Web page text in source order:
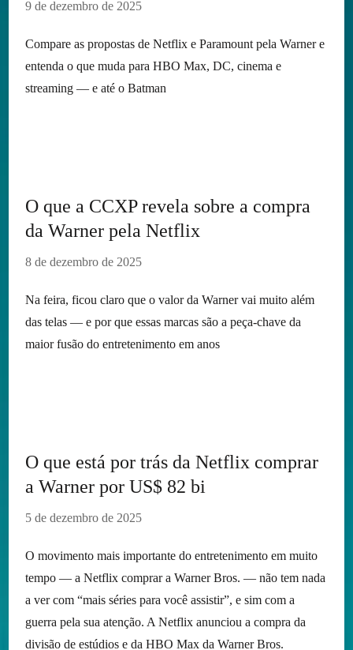
9 de dezembro de 2025
Compare as propostas de Netflix e Paramount pela Warner e
entenda o que muda para HBO Max, DC, cinema e
streaming — e até o Batman
O que a CCXP revela sobre a compra
da Warner pela Netflix
8 de dezembro de 2025
Na feira, ficou claro que o valor da Warner vai muito além
das telas — e por que essas marcas são a peça-chave da
maior fusão do entretenimento em anos
O que está por trás da Netflix comprar
a Warner por US$ 82 bi
5 de dezembro de 2025
O movimento mais importante do entretenimento em muito
tempo — a Netflix comprar a Warner Bros. — não tem nada
a ver com “mais séries para você assistir”, e sim com a
guerra pela sua atenção. A Netflix anunciou a compra da
divisão de estúdios e da HBO Max da Warner Bros.